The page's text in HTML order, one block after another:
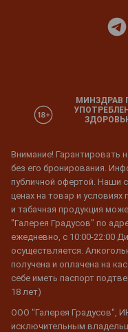
МИНЗДРАВ
Внимание! Гарантировать
без его бронирования.
публичной офертой. Наши
ценах на товар и
и табачная продукция
"Галерея Градусов" по
ежедневно, с 10:00-22:00
осуществляется.
получена и оплачена на
себе иметь паспорт
18 лет)
ООО "Галерея Градусов",
исключительным